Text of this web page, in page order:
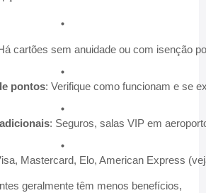
cartões sem anuidade ou com isenção
pontos: Verifique como funcionam e se
: Seguros, salas VIP em
Mastercard, Elo, American Express
geralmente têm menos benefícios,